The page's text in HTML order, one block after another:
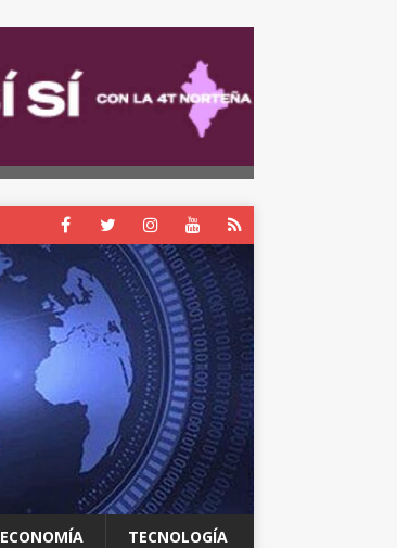
ECONOMÍA TECNOLOGÍA